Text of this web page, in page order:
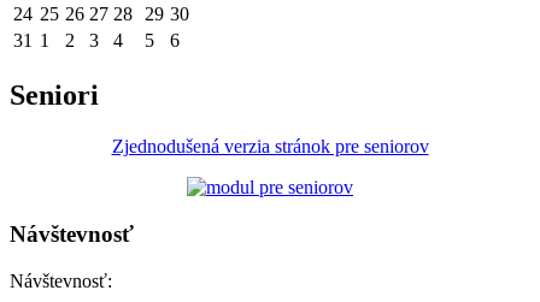
24 25 26 27 28 29 30
31 1 2 3 4 5 6
Seniori
Zjednodušená verzia stránok pre seniorov
Návštevnosť
Návštevnosť: